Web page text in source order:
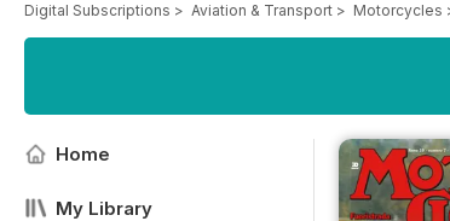
Digital Subscriptions > Aviation & Transport > Motorcycles
Home
My Library